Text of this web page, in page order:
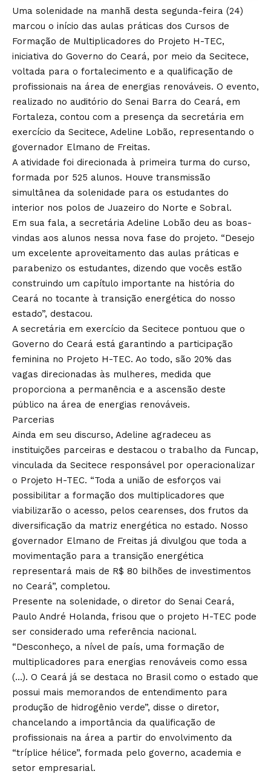
Uma solenidade na manhã desta segunda-feira (24)
marcou o início das aulas práticas dos Cursos de
Formação de Multiplicadores do Projeto H-TEC,
iniciativa do Governo do Ceará, por meio da Secitece,
voltada para o fortalecimento e a qualificação de
profissionais na área de energias renováveis. O evento,
realizado no auditório do Senai Barra do Ceará, em
Fortaleza, contou com a presença da secretária em
exercício da Secitece, Adeline Lobão, representando o
governador Elmano de Freitas.
A atividade foi direcionada à primeira turma do curso,
formada por 525 alunos. Houve transmissão
simultânea da solenidade para os estudantes do
interior nos polos de Juazeiro do Norte e Sobral.
Em sua fala, a secretária Adeline Lobão deu as boas-
vindas aos alunos nessa nova fase do projeto. “Desejo
um excelente aproveitamento das aulas práticas e
parabenizo os estudantes, dizendo que vocês estão
construindo um capítulo importante na história do
Ceará no tocante à transição energética do nosso
estado”, destacou.
A secretária em exercício da Secitece pontuou que o
Governo do Ceará está garantindo a participação
feminina no Projeto H-TEC. Ao todo, são 20% das
vagas direcionadas às mulheres, medida que
proporciona a permanência e a ascensão deste
público na área de energias renováveis.
Parcerias
Ainda em seu discurso, Adeline agradeceu as
instituições parceiras e destacou o trabalho da Funcap,
vinculada da Secitece responsável por operacionalizar
o Projeto H-TEC. “Toda a união de esforços vai
possibilitar a formação dos multiplicadores que
viabilizarão o acesso, pelos cearenses, dos frutos da
diversificação da matriz energética no estado. Nosso
governador Elmano de Freitas já divulgou que toda a
movimentação para a transição energética
representará mais de R$ 80 bilhões de investimentos
no Ceará”, completou.
Presente na solenidade, o diretor do Senai Ceará,
Paulo André Holanda, frisou que o projeto H-TEC pode
ser considerado uma referência nacional.
“Desconheço, a nível de país, uma formação de
multiplicadores para energias renováveis como essa
(…). O Ceará já se destaca no Brasil como o estado que
possui mais memorandos de entendimento para
produção de hidrogênio verde”, disse o diretor,
chancelando a importância da qualificação de
profissionais na área a partir do envolvimento da
“tríplice hélice”, formada pelo governo, academia e
setor empresarial.